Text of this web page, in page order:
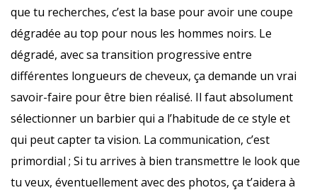
que tu recherches, c’est la base pour avoir une coupe
dégradée au top pour nous les hommes noirs. Le
dégradé, avec sa transition progressive entre
différentes longueurs de cheveux, ça demande un vrai
savoir-faire pour être bien réalisé. Il faut absolument
sélectionner un barbier qui a l’habitude de ce style et
qui peut capter ta vision. La communication, c’est
primordial ; Si tu arrives à bien transmettre le look que
tu veux, éventuellement avec des photos, ça t’aidera à